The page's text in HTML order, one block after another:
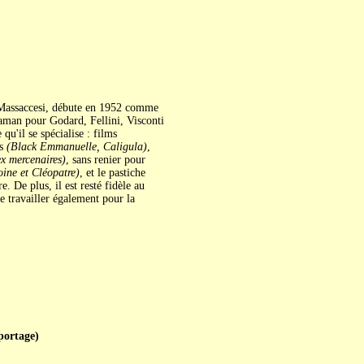
débute en 1952 comme
pour Godard, Fellini, Visconti
qu'il se spécialise : films
(Black Emmanuelle, Caligula),
mercenaires), sans renier pour
et Cléopatre), et le pastiche
De plus, il est resté fidèle au
travailler également pour la